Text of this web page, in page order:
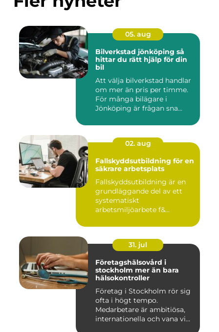
05. aug
Bilverkstad jönköping så
hittar du rätt hjälp för din
bil
Att välja bilverkstad handlar
om mer än pris per timme.
För många bilägare i
Jönköping är frågan sna...
02. aug
Fallskyddsutbildning för en
säkrare arbetsplats
Fallskyddsutbildning är en
grundläggande del av ett
systematiskt
arbetsmiljöarbete f&...
31. jul
Företagshälsovård i
stockholm mer än bara
hälsokontroller
Företag i Stockholm rör sig
ofta i högt tempo.
Medarbetare är ambitiösa,
internationella och vana vi...